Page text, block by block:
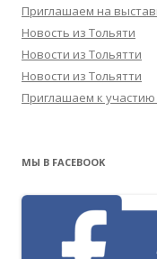
Приглашаем на
Новость из Тольяти
Новости из Тольятти
Новости из Тольятти
Приглашаем к
МЫ В FACEBOOK